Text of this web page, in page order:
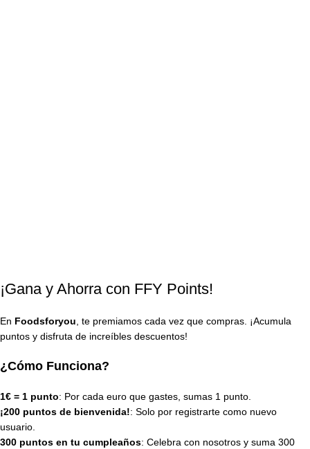
¡Gana y Ahorra con FFY Points!
En Foodsforyou , te premiamos cada vez que compras. ¡Acumula
puntos y disfruta de increíbles descuentos!
¿Cómo Funciona?
1€ = 1 punto: Por cada euro que gastes, sumas 1 punto.
¡200 puntos de bienvenida!: Solo por registrarte como nuevo
usuario.
300 puntos en tu cumpleaños: Celebra con nosotros y suma 300